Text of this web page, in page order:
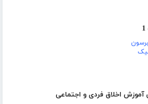
آموزش اخلاق فردی و اجتماعی